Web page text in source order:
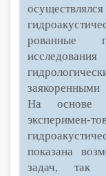
осу
рованные
На основе
эксперимен-
показана
задач, так